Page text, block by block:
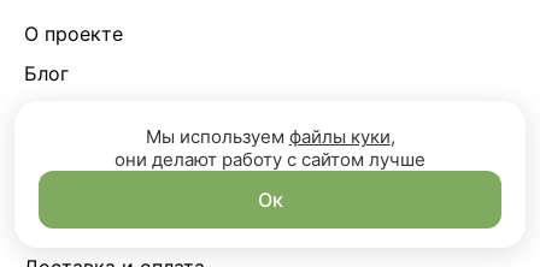
О проекте
Блог
КЛИЕНТАМ
Сертификаты
Мы используем файлы куки,
они делают работу с сайтом лучше
Ок